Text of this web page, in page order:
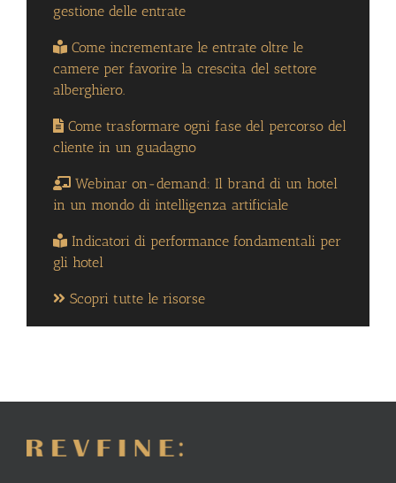
gestione delle entrate
Come incrementare le entrate oltre le
camere per favorire la crescita del settore
alberghiero.
Come trasformare ogni fase del percorso del
cliente in un guadagno
Webinar on-demand: Il brand di un hotel
in un mondo di intelligenza artificiale
Indicatori di performance fondamentali per
gli hotel
Scopri tutte le risorse